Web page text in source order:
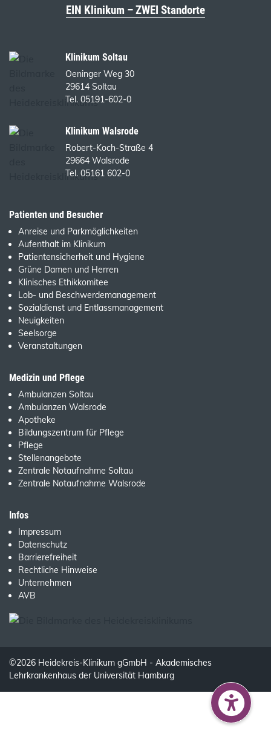
EIN Klinikum – ZWEI Standorte
Klinikum Soltau
Oeninger Weg 30
29614 Soltau
Tel. 05191-602-0
Klinikum Walsrode
Robert-Koch-Straße 4
29664 Walsrode
Tel. 05161 602-0
Patienten und Besucher
Anreise und Parkmöglichkeiten
Aufenthalt im Klinikum
Patientensicherheit und Hygiene
Grüne Damen und Herren
Klinisches Ethikkomitee
Lob- und Beschwerdemanagement
Sozialdienst und Entlassmanagement
Neuigkeiten
Seelsorge
Veranstaltungen
Medizin und Pflege
Ambulanzen Soltau
Ambulanzen Walsrode
Apotheke
Bildungszentrum für Pflege
Pflege
Stellenangebote
Zentrale Notaufnahme Soltau
Zentrale Notaufnahme Walsrode
Infos
Impressum
Datenschutz
Barrierefreiheit
Rechtliche Hinweise
Unternehmen
AVB
©2026 Heidekreis-Klinikum gGmbH - Akademisches
Lehrkrankenhaus der Universität Hamburg